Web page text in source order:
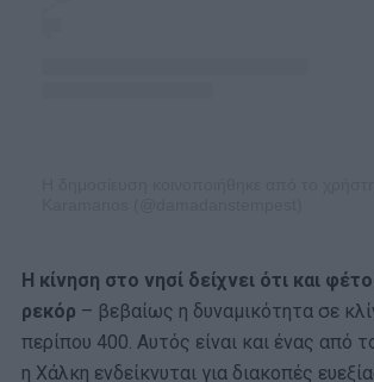
Η κίνηση στο νησί δείχνει ότι και
ρεκόρ – βεβαίως η δυναμικότητα σε
περίπου 400. Αυτός είναι και ένας από
η Χάλκη ενδείκνυται για διακοπές